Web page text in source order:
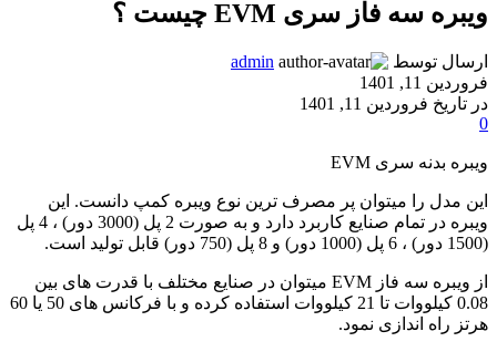
ویبره سه فاز سری EVM چیست ؟
ارسال توسط
admin
فروردین 11, 1401
در تاریخ فروردین 11, 1401
0
ویبره بدنه سری EVM
این مدل را میتوان پر مصرف ترین نوع ویبره کمپ دانست. این
ویبره در تمام صنایع کاربرد دارد و به صورت 2 پل (3000 دور) ، 4 پل
(1500 دور) ، 6 پل (1000 دور) و 8 پل (750 دور) قابل تولید است.
از ویبره سه فاز EVM میتوان در صنایع مختلف با قدرت های بین
0.08 کیلووات تا 21 کیلووات استفاده کرده و با فرکانس های 50 یا 60
هرتز راه اندازی نمود.